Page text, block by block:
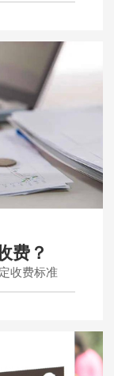
费？
收费标准